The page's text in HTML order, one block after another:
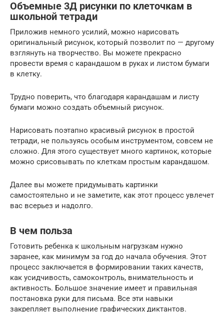
Объемные 3Д рисунки по клеточкам в
школьной тетради
Приложив немного усилий, можно нарисовать
оригинальный рисунок, который позволит по — другому
взглянуть на творчество. Вы можете прекрасно
провести время с карандашом в руках и листом бумаги
в клетку.
Трудно поверить, что благодаря карандашам и листу
бумаги можно создать объемный рисунок.
Нарисовать поэтапно красивый рисунок в простой
тетради, не пользуясь особым инструментом, совсем не
сложно. Для этого существует много картинок, которые
можно срисовывать по клеткам простым карандашом.
Далее вы можете придумывать картинки
самостоятельно и не заметите, как этот процесс увлечет
вас всерьез и надолго.
В чем польза
Готовить ребенка к школьным нагрузкам нужно
заранее, как минимум за год до начала обучения. Этот
процесс заключается в формировании таких качеств,
как усидчивость, самоконтроль, внимательность и
активность. Большое значение имеет и правильная
постановка руки для письма. Все эти навыки
закрепляет выполнение графических диктантов.